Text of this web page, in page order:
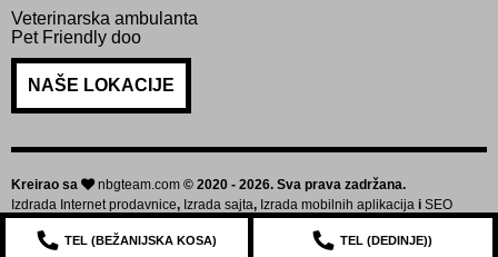
Veterinarska ambulanta
Pet Friendly doo
NAŠE LOKACIJE
Kreirao sa nbgteam.com © 2020 - 2026. Sva prava zadržana.
Izdrada Internet prodavnice, Izrada sajta, Izrada mobilnih aplikacija i SEO
TEL (BEŽANIJSKA KOSA) TEL (DEDINJE))